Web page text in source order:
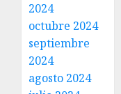
2024
octubre 2024
septiembre
2024
agosto 2024